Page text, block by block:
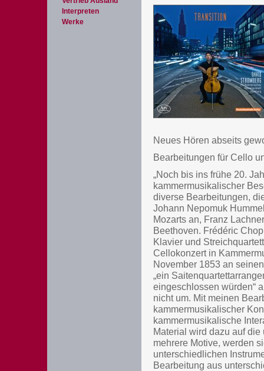
Interpreten
Werke
Neues Hören abseits
Bearbeitungen für Cello
„Noch bis ins frühe 20.
kammermusikalischer
diverse Bearbeitungen,
Johann Nepomuk
Mozarts an, Franz
Beethoven. Frédéric
Klavier und
Cellokonzert in
November 1853 an
„ein
eingeschlossen würden“
nicht um. Mit meinen
kammermusikalischer
kammermusikalische
Material wird dazu auf
mehrere Motive, werden
unterschiedlichen
Bearbeitung aus